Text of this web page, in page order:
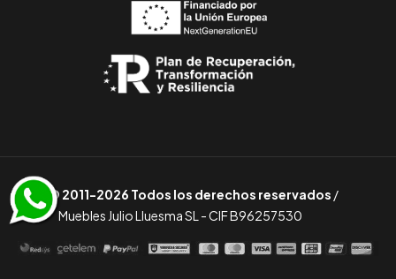
© 2011-2026 Todos los derechos reservados /
Muebles Julio Lluesma SL - CIF B96257530